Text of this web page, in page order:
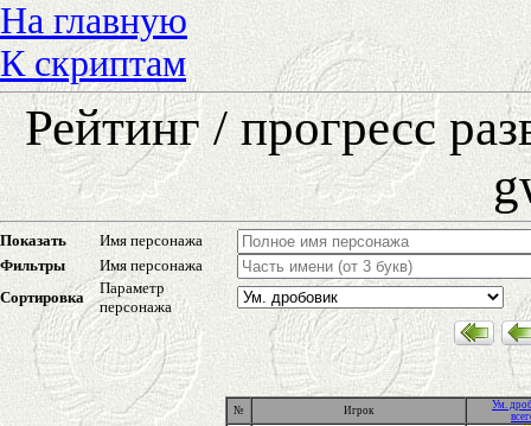
На главную
К скриптам
Рейтинг / прогресс
Показать
Имя персонажа
Фильтры
Имя персонажа
Сортировка
Параметр
персонажа
№ Игрок
Ум.